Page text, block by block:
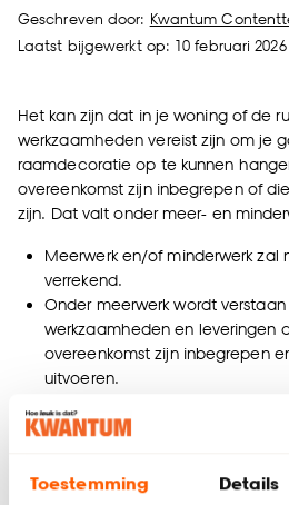
Toestemming Details
Geschreven door: Kwantum
Laatst bijgewerkt op: 10 februari 2026
Het kan zijn dat in je woning of de
werkzaamheden vereist zijn om je
raamdecoratie op te kunnen
overeenkomst zijn inbegrepen of
zijn. Dat valt onder meer- en
Meerwerk en/of minderwerk zal
verrekend.
Onder meerwerk wordt
werkzaamheden en leveringen
overeenkomst zijn inbegrepen
uitvoeren.
overeenkomst dat met
(bijvoorbeeld kolommen en